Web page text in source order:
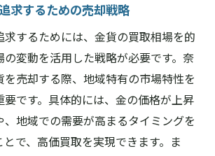
求するための売却戦略
求するためには、金貨の買取相場を的
変動を活用した戦略が必要です。奈
を売却する際、地域特有の市場特性を
です。具体的には、金の価格が上昇
地域での需要が高まるタイミングを
で、高価買取を実現できます。ま